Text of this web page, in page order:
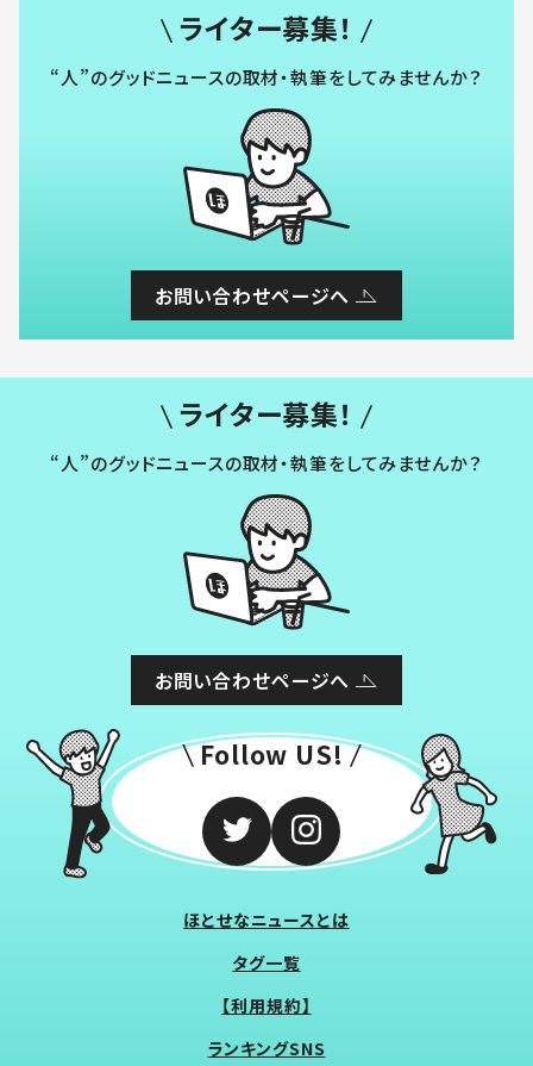
ライター募集！
“人”のグッドニュースの取材・執筆をしてみませんか？
お問い合わせページへ
ライター募集！
“人”のグッドニュースの取材・執筆をしてみませんか？
お問い合わせページへ
Follow US!
ほとせなニュースとは
タグ一覧
【利用規約】
ランキングSNS